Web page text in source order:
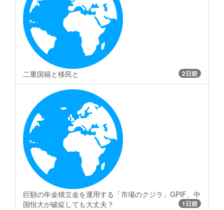
二重国籍と移民と 2日前
巨額の年金積立金を運用する「市場のクジラ」GPIF、中
国恒大が破綻しても大丈夫？
1日前